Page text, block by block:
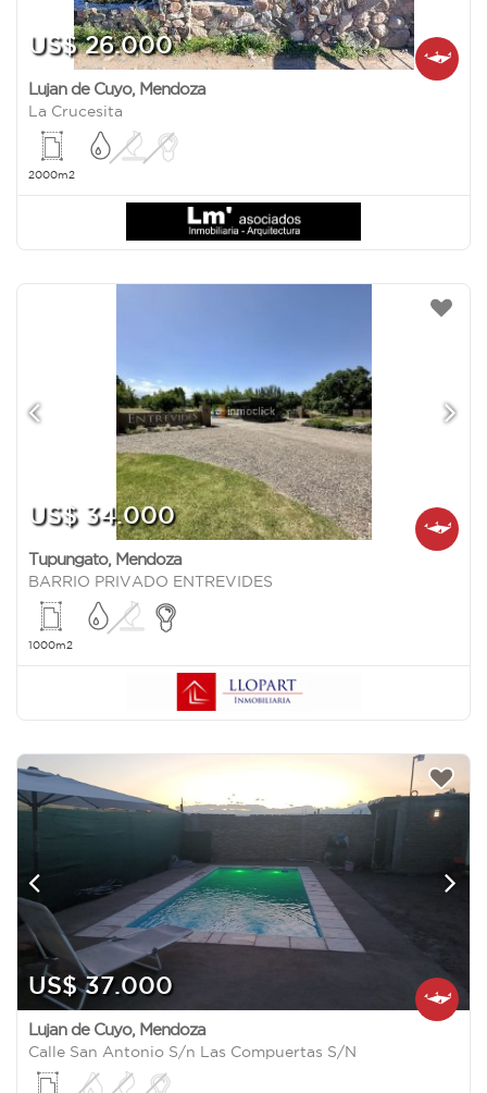
US$ 26.000
Lujan de Cuyo, Mendoza
La Crucesita
2000m2
US$ 34.000
Tupungato, Mendoza
BARRIO PRIVADO ENTREVIDES
1000m2
US$ 37.000
Lujan de Cuyo, Mendoza
Calle San Antonio S/n Las Compuertas S/N